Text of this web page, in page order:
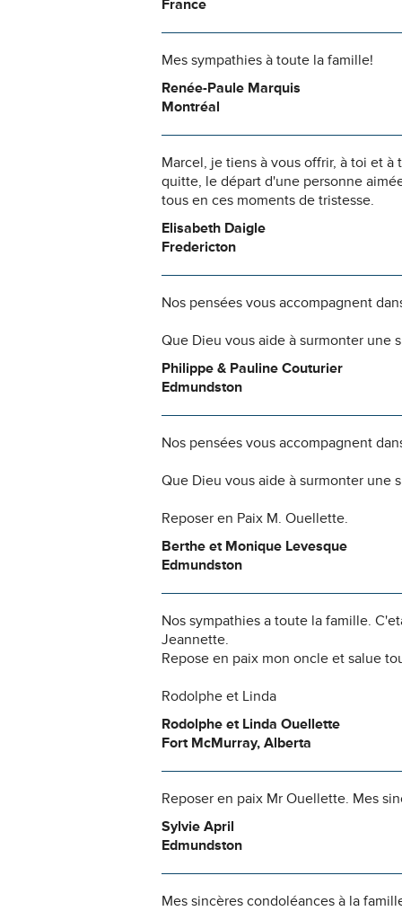
France
Mes sympathies à toute la famille!
Renée-Paule Marquis
Montréal
Marcel, je tiens à vous offrir, à toi et
quitte, le départ d'une personne
tous en ces moments de tristesse.
Elisabeth Daigle
Fredericton
Nos pensées vous accompagnent
Que Dieu vous aide à surmonter une
Philippe & Pauline Couturier
Edmundston
Nos pensées vous accompagnent
Que Dieu vous aide à surmonter une
Reposer en Paix M. Ouellette.
Berthe et Monique Levesque
Edmundston
Nos sympathies a toute la famille.
Jeannette.
Repose en paix mon oncle et salue
Rodolphe et Linda
Rodolphe et Linda Ouellette
Fort McMurray, Alberta
Reposer en paix Mr Ouellette. Mes
Sylvie April
Edmundston
Mes sincères condoléances à la